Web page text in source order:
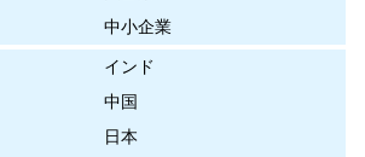
中小企業
インド
中国
日本